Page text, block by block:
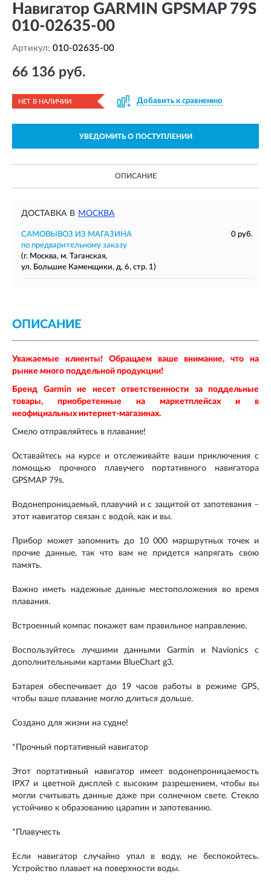
Навигатор GARMIN GPSMAP 79S
010-02635-00
Артикул: 010-02635-00
66 136 руб.
НЕТ В НАЛИЧИИ Добавить к сравнению
УВЕДОМИТЬ О ПОСТУПЛЕНИИ
ОПИСАНИЕ
ДОСТАВКА В МОСКВА
САМОВЫВОЗ ИЗ МАГАЗИНА
0 руб.
по предварительному заказу
(г. Москва, м. Таганская,
ул. Большие Каменщики, д. 6, стр. 1)
ОПИСАНИЕ
Уважаемые клиенты! Обращаем ваше внимание, что на
рынке много поддельной продукции!
Бренд Garmin не несет ответственности за поддельные
товары, приобретенные на маркетплейсах и в
неофициальных интернет-магазинах.
Смело отправляйтесь в плавание!
Оставайтесь на курсе и отслеживайте ваши приключения с
помощью прочного плавучего портативного навигатора
GPSMAP 79s.
Водонепроницаемый, плавучий и с защитой от запотевания –
этот навигатор связан с водой, как и вы.
Прибор может запомнить до 10 000 маршрутных точек и
прочие данные, так что вам не придется напрягать свою
память.
Важно иметь надежные данные местоположения во время
плавания.
Встроенный компас покажет вам правильное направление.
Воспользуйтесь лучшими данными Garmin и Navionics с
дополнительными картами BlueChart g3.
Батарея обеспечивает до 19 часов работы в режиме GPS,
чтобы ваше плавание могло длиться дольше.
Создано для жизни на судне!
*Прочный портативный навигатор
Этот портативный навигатор имеет водонепроницаемость
IPX7 и цветной дисплей с высоким разрешением, чтобы вы
могли считывать данные даже при солнечном свете. Стекло
устойчиво к образованию царапин и запотеванию.
*Плавучесть
Если навигатор случайно упал в воду, не беспокойтесь.
Устройство плавает на поверхности воды.